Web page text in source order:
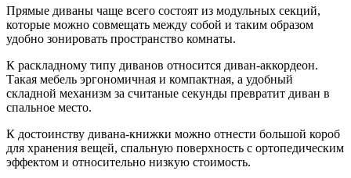
Прямые диваны чаще всего состоят из модульных секций,
которые можно совмещать между собой и таким образом
удобно зонировать пространство комнаты.
К раскладному типу диванов относится диван-аккордеон.
Такая мебель эргономичная и компактная, а удобный
складной механизм за считаные секунды превратит диван в
спальное место.
К достоинству дивана-книжки можно отнести большой короб
для хранения вещей, спальную поверхность с ортопедическим
эффектом и относительно низкую стоимость.